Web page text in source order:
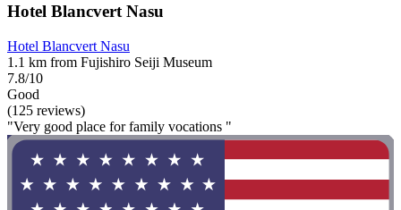
Hotel Blancvert Nasu
Hotel Blancvert Nasu
1.1 km from Fujishiro Seiji Museum
7.8/10
Good
(125 reviews)
"Very good place for family vocations "